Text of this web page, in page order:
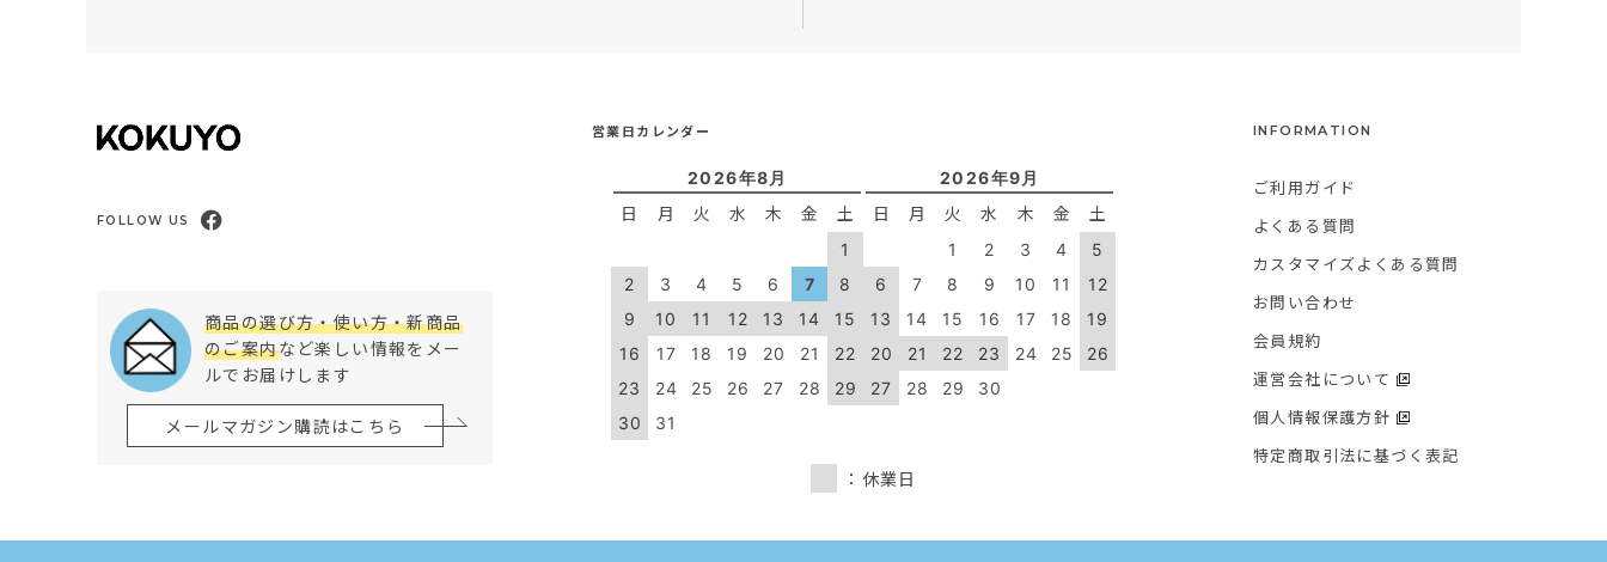
FOLLOW US
商品の選び方・使い方・新商品
のご案内など楽しい情報をメー
ルでお届けします
メールマガジン購読はこちら
営業日カレンダー
2026年8月
日 月 火 水 木 金 土
1
2
3 4 5 6 7
8
9
10 11 12 13 14
15
16
17 18 19 20 21
22
23
24 25 26 27 28
29
30
31
2026年9月
日 月 火 水 木 金 土
1 2 3 4
5
6
7 8 9 10 11
12
13
14 15 16 17 18
19
20
21 22 23 24 25
26
27
28 29 30
：休業日
INFORMATION
ご利用ガイド
よくある質問
カスタマイズよくある質問
お問い合わせ
会員規約
運営会社について
個人情報保護方針
特定商取引法に基づく表記